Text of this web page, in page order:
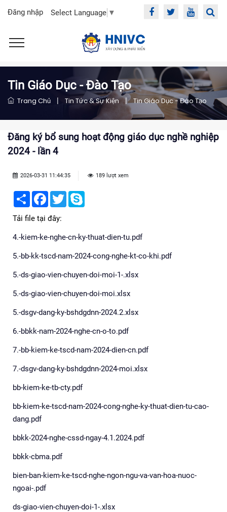
Đăng nhập Select Language ▼
Tin Giáo Dục - Đào Tạo
Trang Chủ | Tin Tức & Sự Kiện | Tin Giáo Dục - Đào Tạo
Đăng ký bổ sung hoạt động giáo dục nghề nghiệp
2024 - lần 4
2026-03-31 11:44:35 189 lượt xem
Share Facebook
Twitter
Tải file tại đây:
4.-kiem-ke-nghe-cn-ky-thuat-dien-tu.pdf
5.-bb-kk-tscd-nam-2024-cong-nghe-kt-co-khi.pdf
5.-ds-giao-vien-chuyen-doi-moi-1-.xlsx
5.-ds-giao-vien-chuyen-doi-moi.xlsx
5.-dsgv-dang-ky-bshdgdnn-2024.2.xlsx
6.-bbkk-nam-2024-nghe-cn-o-to.pdf
7.-bb-kiem-ke-tscd-nam-2024-dien-cn.pdf
7.-dsgv-dang-ky-bshdgdnn-2024-moi.xlsx
bb-kiem-ke-tb-cty.pdf
bb-kiem-ke-tscd-nam-2024-cong-nghe-ky-thuat-dien-tu-cao-
dang.pdf
bbkk-2024-nghe-cssd-ngay-4.1.2024.pdf
bbkk-cbma.pdf
bien-ban-kiem-ke-tscd-nghe-ngon-ngu-va-van-hoa-nuoc-
ngoai-.pdf
ds-giao-vien-chuyen-doi-1-.xlsx